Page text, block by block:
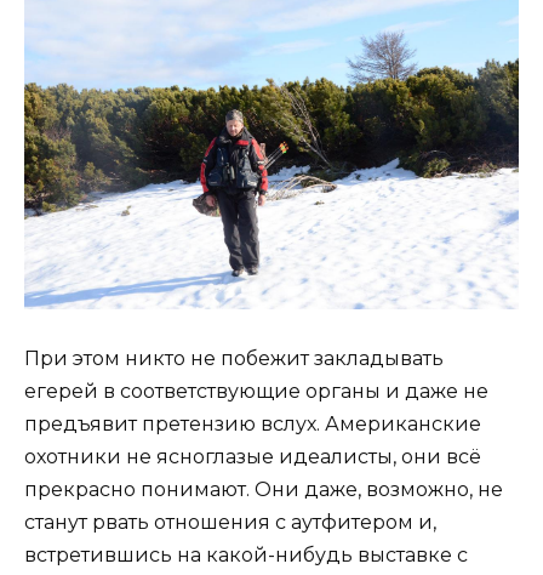
При этом никто не побежит закладывать
егерей в соответствующие органы и даже не
предъявит претензию вслух. Американские
охотники не ясноглазые идеалисты, они всё
прекрасно понимают. Они даже, возможно, не
станут рвать отношения с аутфитером и,
встретившись на какой-нибудь выставке с